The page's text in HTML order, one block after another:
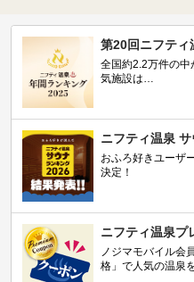
第20回ニフティ
全国約2.2万件の中
気施設は…
ニフティ温泉
おふろ好きユーザ
決定！
ニフティ温泉プ
ノジマモバイル
格」で人気の温泉